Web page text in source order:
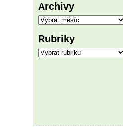
Archivy
Archivy
Rubriky
Rubriky